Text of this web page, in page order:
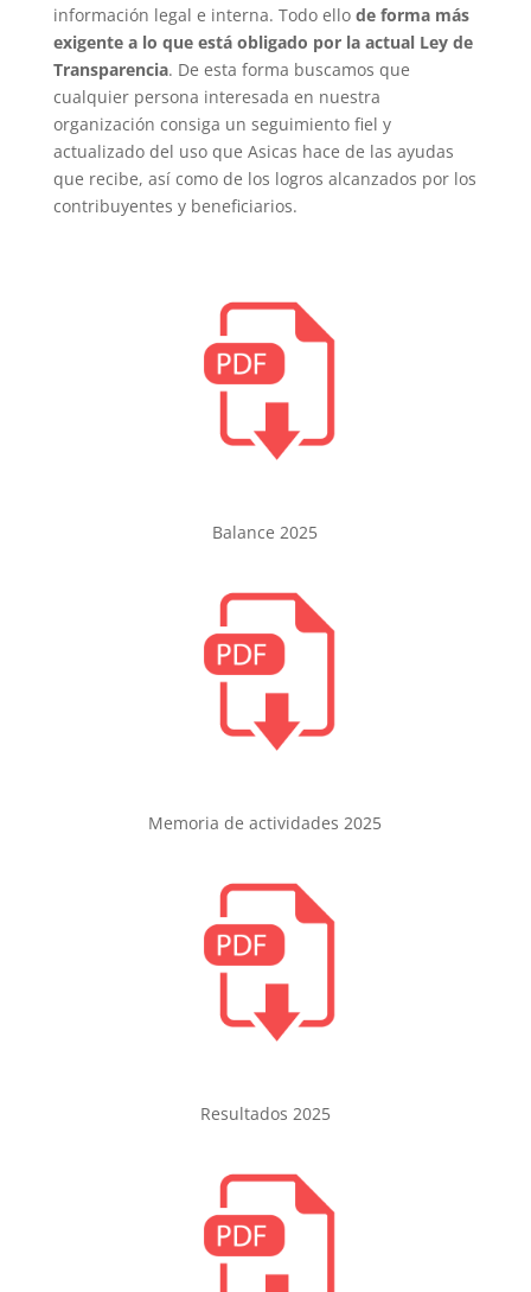
información legal e interna. Todo ello de forma más
exigente a lo que está obligado por la actual Ley de
Transparencia. De esta forma buscamos que
cualquier persona interesada en nuestra
organización consiga un seguimiento fiel y
actualizado del uso que Asicas hace de las ayudas
que recibe, así como de los logros alcanzados por los
contribuyentes y beneficiarios.
Balance 2025
Memoria de actividades 2025
Resultados 2025